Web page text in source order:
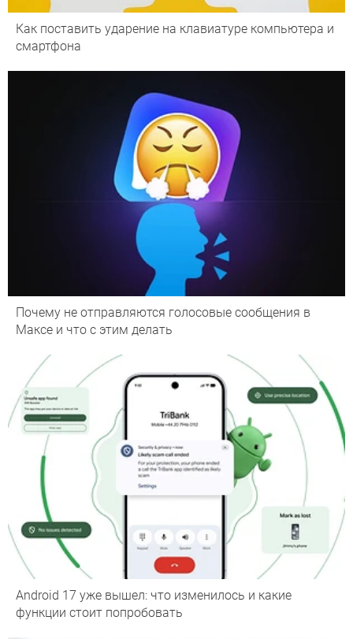
Как поставить ударение на клавиатуре компьютера и
смартфона
Почему не отправляются голосовые сообщения в
Максе и что с этим делать
Android 17 уже вышел: что изменилось и какие
функции стоит попробовать